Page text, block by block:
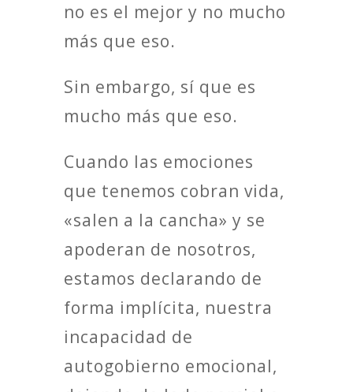
no es el mejor y no mucho
más que eso.
Sin embargo, sí que es
mucho más que eso.
Cuando las emociones
que tenemos cobran vida,
«salen a la cancha» y se
apoderan de nosotros,
estamos declarando de
forma implícita, nuestra
incapacidad de
autogobierno emocional,